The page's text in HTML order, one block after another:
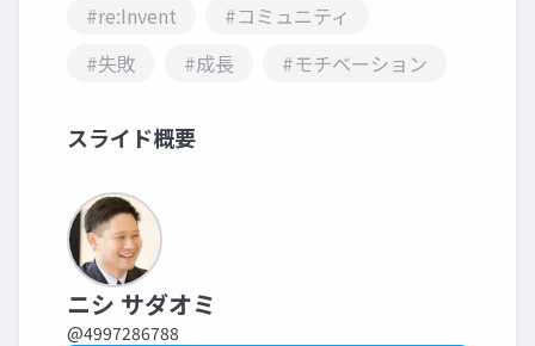
#re:Invent
#コミュニティ
#失敗
#成長 #モチベーション
スライド概要
ニシ サダオミ
@4997286788